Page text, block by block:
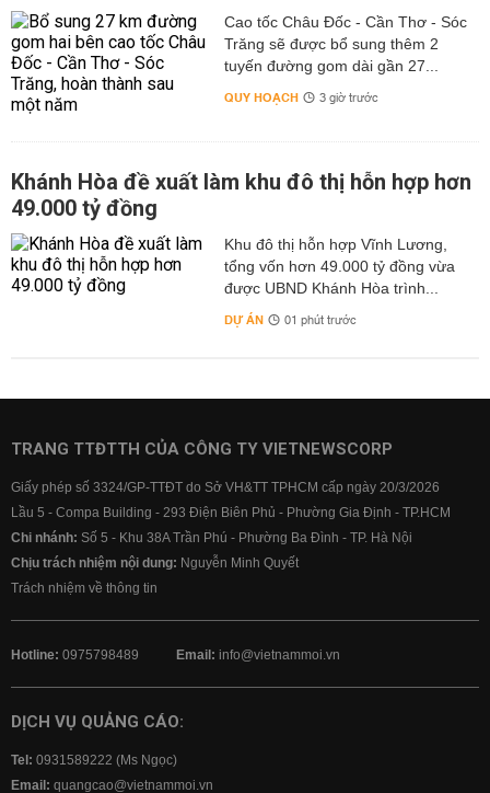
Cao tốc Châu Đốc - Cần Thơ - Sóc
Trăng sẽ được bổ sung thêm 2
tuyến đường gom dài gần 27...
QUY HOẠCH 3 giờ trước
Khánh Hòa đề xuất làm khu đô thị hỗn hợp hơn
49.000 tỷ đồng
Khu đô thị hỗn hợp Vĩnh Lương,
tổng vốn hơn 49.000 tỷ đồng vừa
được UBND Khánh Hòa trình...
DỰ ÁN 01 phút trước
TRANG TTĐTTH CỦA CÔNG TY VIETNEWSCORP
Giấy phép số 3324/GP-TTĐT do Sở VH&TT TPHCM cấp ngày 20/3/2026
Lầu 5 - Compa Building - 293 Điện Biên Phủ - Phường Gia Định - TP.HCM
Chi nhánh: Số 5 - Khu 38A Trần Phú - Phường Ba Đình - TP. Hà Nội
Chịu trách nhiệm nội dung: Nguyễn Minh Quyết
Trách nhiệm về thông tin
Hotline: 0975798489 Email: info@vietnammoi.vn
DỊCH VỤ QUẢNG CÁO:
Tel: 0931589222 (Ms Ngọc)
Email: quangcao@vietnammoi.vn